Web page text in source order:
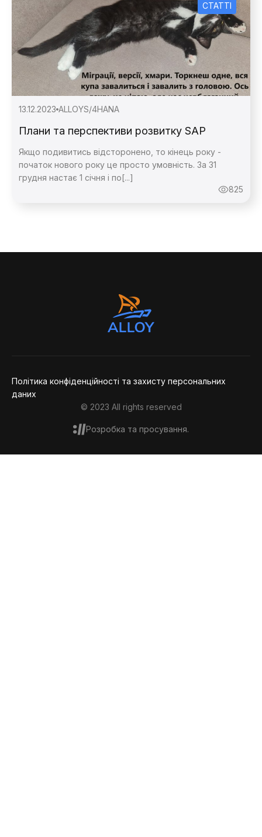
СТАТТІ
13.12.2023 ALLOYS/4HANA
Плани та перспективи розвитку SAP
Якщо подивитись відсторонено, то кінець року -
початок нового року це просто умовність. За 31
грудня настає 1 січня і по[...]
825
Політика конфіденційності та захисту персональних
даних
© 2023 All rights reserved
Розробка та просування.